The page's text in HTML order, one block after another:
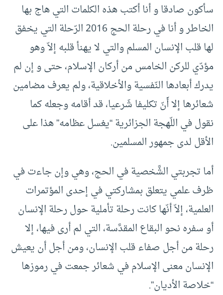
سأكون صادقا و أنا أكتب هذه الكلمات التي هاج بها
الخاطر و أنا في رحلة الحج 2016 الرّحلة التي يخفق
لها قلب الإنسان المسلم والتي لا يهنأ قلبه إلاّ وهو
مؤدّي للركن الخامس من أركان الإسلام، حتى و إن لم
يدرك أبعادها النّفسية والأخلاقية، ولم يعرف مضامين
شعائرها إلا أَنّ تكليفا شَرعيا، قد أقامه وجعله كما
نقول في اللّهجة الجزائرية “يغسل عظامه” هذا على
الأقل لدى جمهور المسلمين.
أما تجربتي الشَّخصية في الحج، وهي وإن جاءت في
ظرف علمي يتعلق بمشاركتي في إحدى المؤتمرات
العلمية، إلاّ أنّها كانت رحلة تأملية حول رحلة الإنسان
أو سفره نحو البقاع المقدَّسة، التي لم أرى فيها، إلا
رحلة من أجل صفاء قلب الإنسان، ومن أجل أن يعيش
الإنسان معنى الإسلام في شعائر جمعت في رموزها
“خلاصة الأديان”.